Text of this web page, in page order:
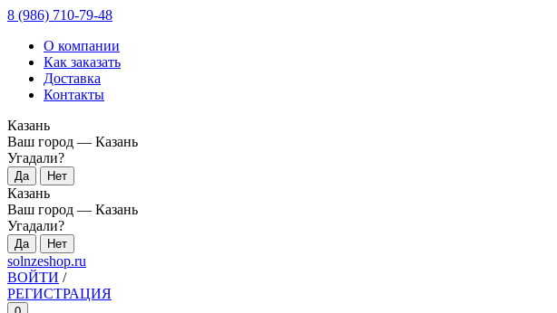
8 (986) 710-79-48
О компании
Как заказать
Доставка
Контакты
Казань
Ваш город — Казань
Угадали?
Казань
Ваш город — Казань
Угадали?
solnzeshop.ru
ВОЙТИ /
РЕГИСТРАЦИЯ